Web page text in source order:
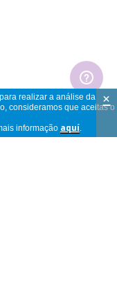
realizar a análise da
consideramos que aceitas o
informação aquí.
×